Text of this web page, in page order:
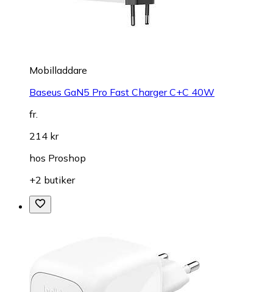
Mobilladdare
Baseus GaN5 Pro Fast Charger C+C 40W
fr.
214 kr
hos Proshop
+2 butiker